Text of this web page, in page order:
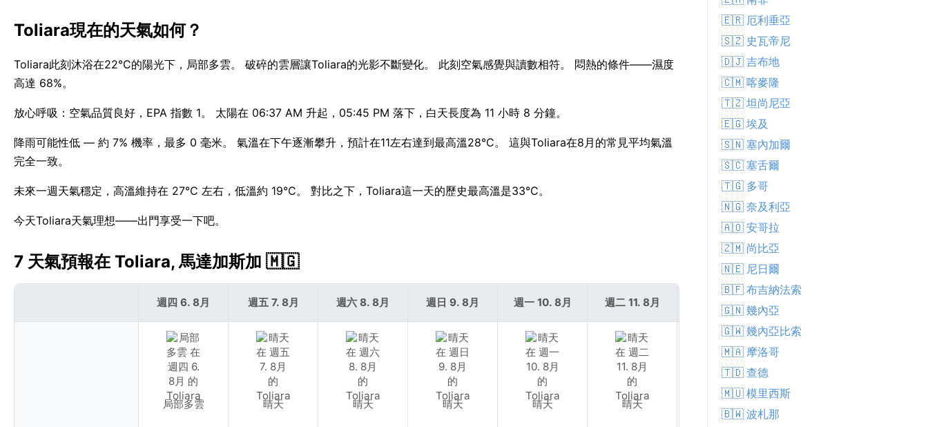
Toliara現在的天氣如何？
Toliara此刻沐浴在22°C的陽光下，局部多雲。 破碎的雲層讓Toliara的光影不斷變化。 此刻空氣感覺與讀數相符。 悶熱的條件——濕度
高達 68%。
放心呼吸：空氣品質良好，EPA 指數 1。 太陽在 06:37 AM 升起，05:45 PM 落下，白天長度為 11 小時 8 分鐘。
降雨可能性低 — 約 7% 機率，最多 0 毫米。 氣溫在下午逐漸攀升，預計在11左右達到最高溫28°C。 這與Toliara在8月的常見平均氣溫
完全一致。
未來一週天氣穩定，高溫維持在 27°C 左右，低溫約 19°C。 對比之下，Toliara這一天的歷史最高溫是33°C。
今天Toliara天氣理想——出門享受一下吧。
7 天氣預報在 Toliara, 馬達加斯加 🇲🇬
週四 6. 8月
局部多雲
週五 7. 8月
晴天
週六 8. 8月
晴天
週日 9. 8月
晴天
週一 10. 8月
晴天
週二 11. 8月
晴天
週三 12. 8月
🇪🇷 厄利垂亞
🇸🇿 史瓦帝尼
🇩🇯 吉布地
🇨🇲 喀麥隆
🇹🇿 坦尚尼亞
🇪🇬 埃及
🇸🇳 塞內加爾
🇸🇨 塞舌爾
🇹🇬 多哥
🇳🇬 奈及利亞
🇦🇴 安哥拉
🇿🇲 尚比亞
🇳🇪 尼日爾
🇧🇫 布吉納法索
🇬🇳 幾內亞
🇬🇼 幾內亞比索
🇲🇦 摩洛哥
🇹🇩 查德
🇲🇺 模里西斯
🇧🇼 波札那